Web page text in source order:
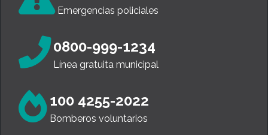
Emergencias policiales
0800-999-1234
Línea gratuita municipal
100 4255-2022
Bomberos voluntarios